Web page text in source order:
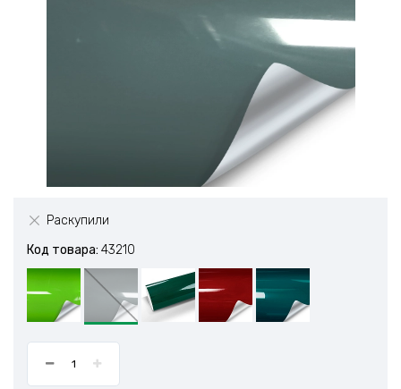
Раскупили
Код товара: 43210